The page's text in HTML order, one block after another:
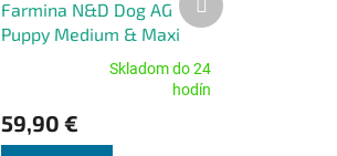
A
R
M
Farmina N&D Dog AG
Puppy Medium & Maxi
Chicken, Spelt, Oats &
produktu
je
Skladom do 24
hodín
59,90 €
produkt